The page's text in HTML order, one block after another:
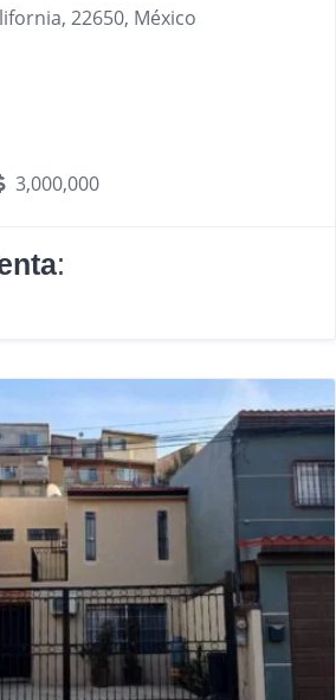
22650, México
3,000,000
: